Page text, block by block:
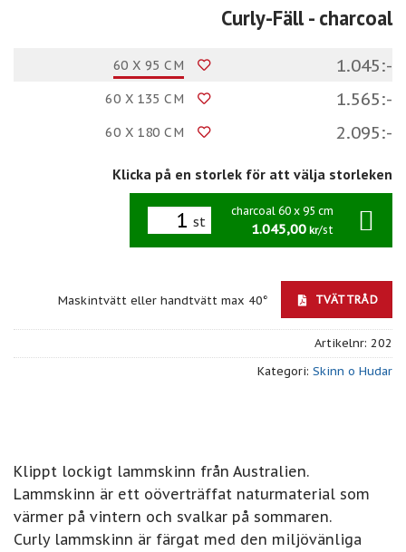
Curly-Fäll- charcoal
60 X 95 CM 1.045:-
60 X 135 CM 1.565:-
60 X 180 CM 2.095:-
Klicka på en storlek för att välja storleken
st
charcoal 60 x 95 cm
1.045,00 kr/st
Maskintvätt eller handtvätt max 40° TVÄTTRÅD
Artikelnr: 202
Kategori: Skinn o Hudar
Klippt lockigt lammskinn från Australien.
Lammskinn är ett oöverträffat naturmaterial som
värmer på vintern och svalkar på sommaren.
Curly lammskinn är färgat med den miljövänliga